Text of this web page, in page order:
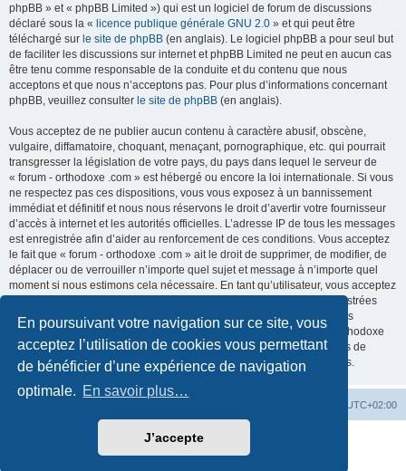
En poursuivant votre navigation sur ce site, vous
acceptez l’utilisation de cookies vous permettant
de bénéficier d’une expérience de navigation
optimale. En savoir plus…
J’accepte
phpBB » et « phpBB Limited ») qui est un logiciel de forum de discussions
déclaré sous la « licence publique générale GNU 2.0 » et qui peut être
téléchargé sur le site de phpBB (en anglais). Le logiciel phpBB a pour seul but
de faciliter les discussions sur internet et phpBB Limited ne peut en aucun cas
être tenu comme responsable de la conduite et du contenu que nous
acceptons et que nous n’acceptons pas. Pour plus d’informations concernant
phpBB, veuillez consulter le site de phpBB (en anglais).
Vous acceptez de ne publier aucun contenu à caractère abusif, obscène,
vulgaire, diffamatoire, choquant, menaçant, pornographique, etc. qui pourrait
transgresser la législation de votre pays, du pays dans lequel le serveur de
« forum - orthodoxe .com » est hébergé ou encore la loi internationale. Si vous
ne respectez pas ces dispositions, vous vous exposez à un bannissement
immédiat et définitif et nous nous réservons le droit d’avertir votre fournisseur
d’accès à internet et les autorités officielles. L’adresse IP de tous les messages
est enregistrée afin d’aider au renforcement de ces conditions. Vous acceptez
le fait que « forum - orthodoxe .com » ait le droit de supprimer, de modifier, de
déplacer ou de verrouiller n’importe quel sujet et message à n’importe quel
moment si nous estimons cela nécessaire. En tant qu’utilisateur, vous acceptez
que toutes les informations que vous avez renseignées soient enregistrées
dans notre base de données. Bien que ces informations ne seront pas
diffusées à une tierce partie sans votre consentement, ni « forum - orthodoxe
.com », ni phpBB, ne pourront être tenus comme responsables en cas de
tentative de piratage informatique visant à compromettre vos données.
UTC+02:00
phpBB® Forum Software © phpBB Limited
©